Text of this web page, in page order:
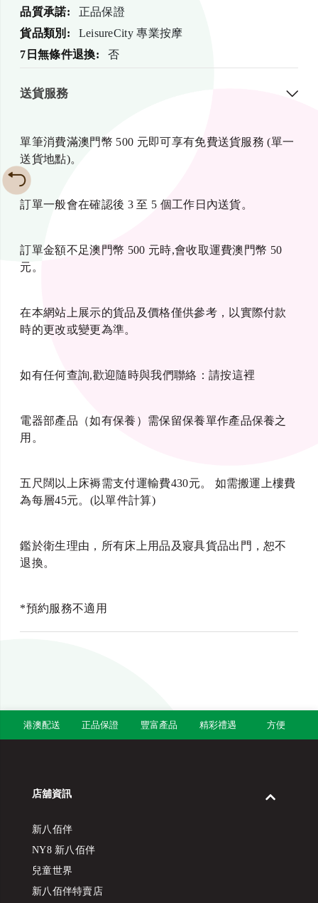
多
信
息
正品保證
LeisureCity 專業按摩
否
送貨服務
單筆消費滿澳門幣 500 元即可享有免費送貨服務 (單一
送貨地點)。
訂單一般會在確認後 3 至 5 個工作日內送貨。
訂單金額不足澳門幣 500 元時,會收取運費澳門幣 50
元。
在本網站上展示的貨品及價格僅供參考，以實際付款
時的更改或變更為準。
如有任何查詢,歡迎隨時與我們聯絡： 請按這裡
電器部產品（如有保養）需保留保養單作產品保養之
用。
五尺闊以上床褥需支付運輸費430元。 如需搬運上樓費
為每層45元。(以單件計算)
鑑於衛生理由，所有床上用品及寢具貨品出門，恕不
退換。
*預約服務不適用
港澳配送 正品保證 豐富產品 精彩禮遇 方便
店舖資訊
新八佰伴
NY8 新八佰伴
兒童世界
新八佰伴特賣店